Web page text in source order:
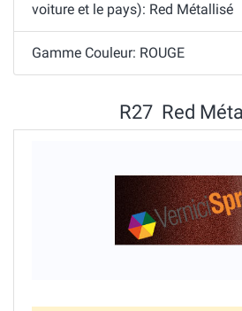
voiture et le pays): Red Métallisé
Gamme Couleur: ROUGE
R27 Red